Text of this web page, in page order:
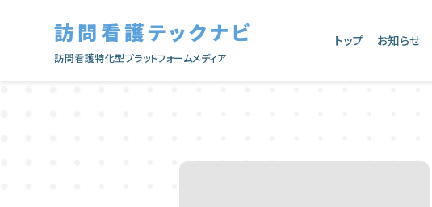
訪問看護テックナビ
訪問看護特化型プラットフォームメディア
トップ お知らせ